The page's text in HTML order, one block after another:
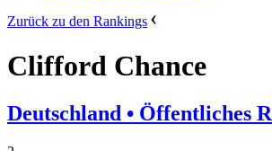
Zurück zu den Rankings
Clifford Chance
Deutschland • Öffentliches